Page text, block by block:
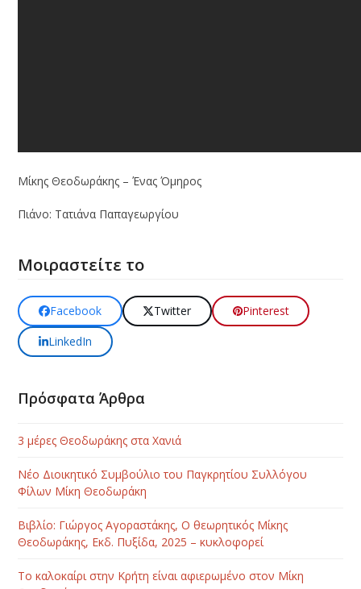
Μίκης Θεοδωράκης – Ένας Όμηρος
Πιάνο: Τατιάνα Παπαγεωργίου
Μοιραστείτε το
Facebook Twitter
Pinterest
LinkedIn
Πρόσφατα Άρθρα
3 μέρες Θεοδωράκης στα Χανιά
Νέο Διοικητικό Συμβούλιο του Παγκρητίου Συλλόγου
Φίλων Μίκη Θεοδωράκη
Βιβλίο: Γιώργος Αγοραστάκης, Ο θεωρητικός Μίκης
Θεοδωράκης, Εκδ. Πυξίδα, 2025 – κυκλοφορεί
Το καλοκαίρι στην Κρήτη είναι αφιερωμένο στον Μίκη